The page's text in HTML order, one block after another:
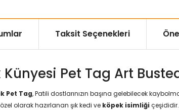
Taksit Seçenekleri
Pet Tag Art
Pet Tag, Patili dostlarınızın başına gelebilecek
olarak hazırlanan şık kedi ve köpek isimliği çeşididir.